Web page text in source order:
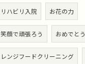
リハビリ入院 お花の力
笑顔で頑張ろう おめでとう
レンジフードクリーニング